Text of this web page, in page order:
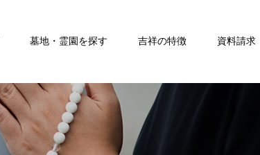
墓地・霊園を探す 吉祥の特徴 資料請求